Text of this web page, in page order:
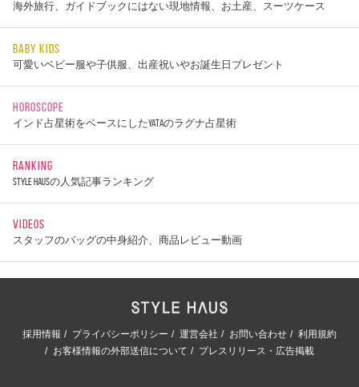
海外旅行、ガイドブックにはない現地情報、お土産、スーツケース
BABY KIDS
可愛いベビー服や子供服、出産祝いやお誕生日プレゼント
HOROSCOPE
インド占星術をベースにしたYATAのラグナ占星術
RANKING
STYLE HAUSの人気記事ランキング
VIDEOS
スタッフのバッグの中身紹介、商品レビュー動画
採用情報 プライバシーポリシー 運営会社 お問い合わせ
利用規約
お客様情報の外部送信について
プレスリリース・広告掲載